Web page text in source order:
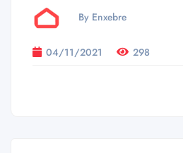
By Enxebre
04/11/2021 298